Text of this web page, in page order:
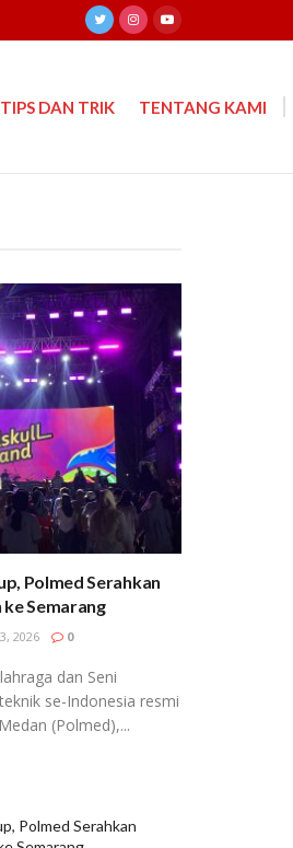
TIPS DAN TRIK TENTANG KAMI
Polmed Serahkan
Semarang
2026 0
dan Seni
se-Indonesia resmi
(Polmed),...
Polmed Serahkan